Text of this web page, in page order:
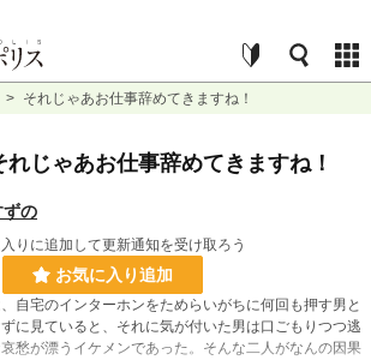
> それじゃあお仕事辞めてきますね！
れじゃあお仕事辞めてきますね！
ずの
りに追加して更新通知を受け取ろう
お気に入り追加
自宅のインターホンをためらいがちに何回も押す男と
に見ていると、それに気が付いた男は口ごもりつつ逃
愁が漂うイケメンであった。そんな二人がなんの因果